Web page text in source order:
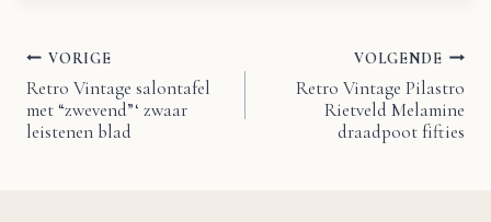
Bericht
navigatie
VORIGE
Retro Vintage salontafel
met “zwevend”‘ zwaar
leistenen blad
VOLGENDE
Retro Vintage Pilastro
Rietveld Melamine
draadpoot fifties